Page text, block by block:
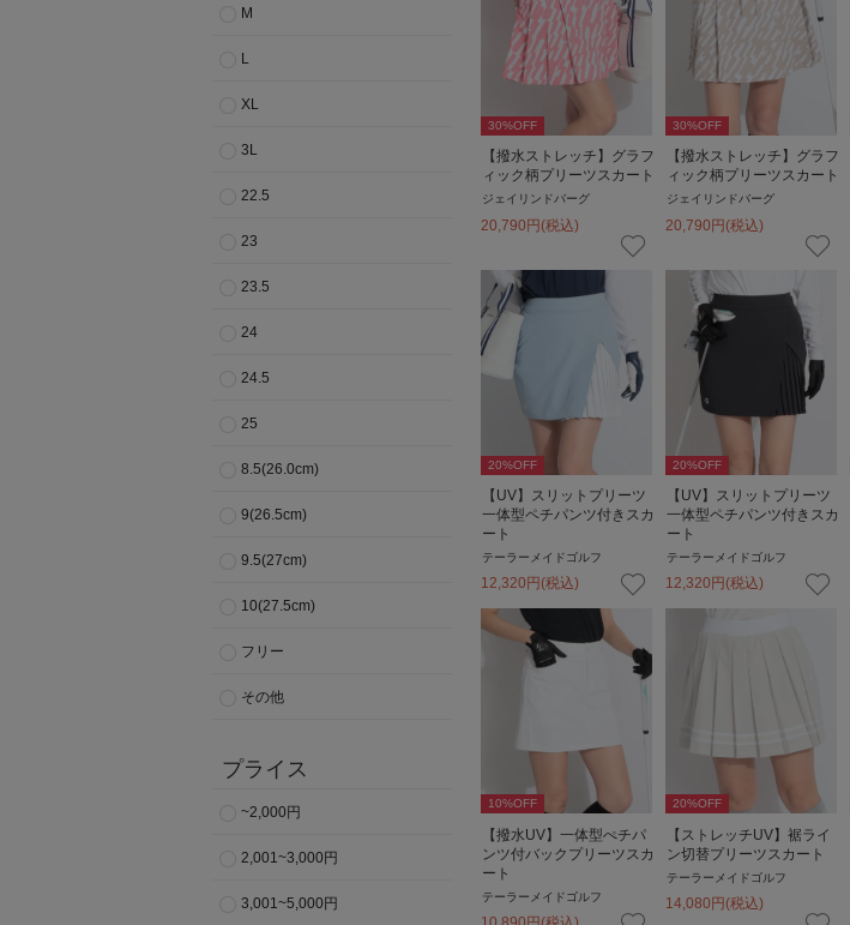
M
L
XL
3L
22.5
23
23.5
24
24.5
25
8.5(26.0cm)
9(26.5cm)
9.5(27cm)
10(27.5cm)
フリー
その他
プライス
~2,000円
2,001~3,000円
3,001~5,000円
30%OFF
【撥水ストレッチ】グラフ
ィック柄プリーツスカート
ジェイリンドバーグ
20,790円(税込)
30%OFF
【撥水ストレッチ】グラフ
ィック柄プリーツスカート
ジェイリンドバーグ
20,790円(税込)
20%OFF
【UV】スリットプリーツ
一体型ペチパンツ付きスカ
ート
テーラーメイドゴルフ
12,320 円 (税込)
20%OFF
【UV】スリットプリーツ
一体型ペチパンツ付きスカ
ート
テーラーメイドゴルフ
12,320 円 (税込)
10%OFF
【撥水UV】一体型ぺチパ
ンツ付バックプリーツスカ
ート
テーラーメイドゴルフ
20%OFF
【ストレッチUV】裾ライ
ン切替プリーツスカート
テーラーメイドゴルフ
14,080 円 (税込)